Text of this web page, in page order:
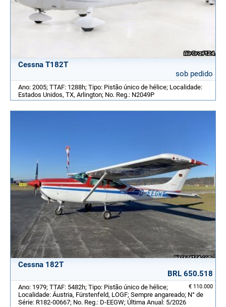
Cessna T182T
sob pedido
Ano: 2005; TTAF: 1288h; Tipo: Pistão único de hélice; Localidade:
Estados Unidos, TX, Arlington; No. Reg.: N2049P
Cessna 182T
BRL 650.518
€ 110.000
Ano: 1979; TTAF: 5482h; Tipo: Pistão único de hélice;
Localidade: Áustria, Fürstenfeld, LOGF; Sempre angareado; N° de
Série: R182-00667; No. Reg.: D-EEGW; Última Anual: 5/2026